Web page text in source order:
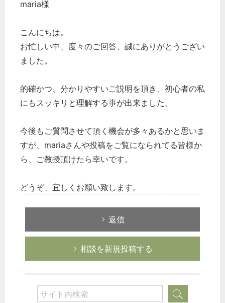
maria様
こんにちは。
お忙しい中、度々のご回答、誠にありがとうござい
ました。
的確かつ、分かりやすいご説明を頂き、初心者の私
にもスッキリと理解する事が出来ました。
今後もご質問させて頂く機会が多々あるかと思いま
すが、mariaさんや投稿をご覧になられてる皆様か
ら、ご教授頂けたら幸いです。
どうぞ、宜しくお願い致します。
返信
相談を新規投稿する